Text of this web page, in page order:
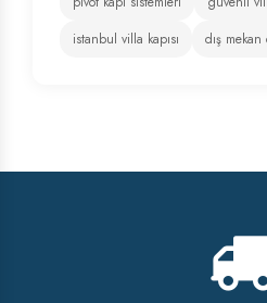
istanbul villa kapısı
dış mekan